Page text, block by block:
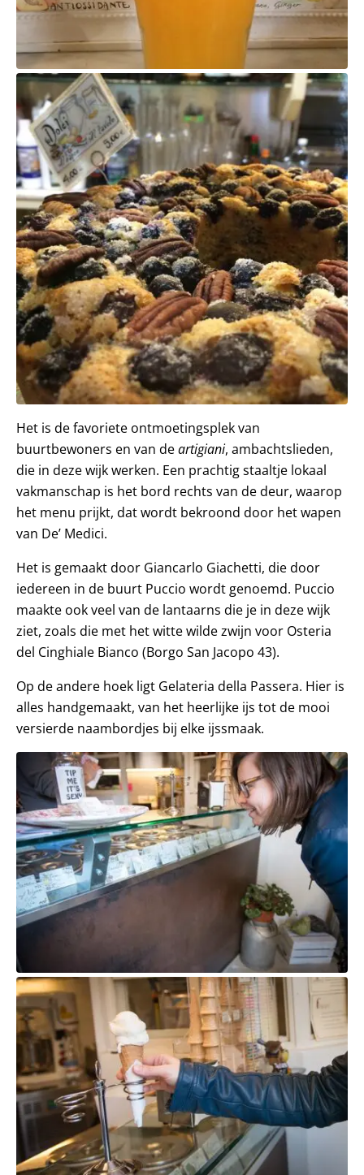
Het is de favoriete ontmoetingsplek van
buurtbewoners en van deartigiani, ambachtslieden,
die in deze wijk werken. Een prachtig staaltje lokaal
vakmanschap is het bord rechts van de deur, waarop
het menu prijkt, dat wordt bekroond door het wapen
van De’ Medici.
Het is gemaakt door Giancarlo Giachetti, die door
iedereen in de buurt Puccio wordt genoemd. Puccio
maakte ook veel van de lantaarns die je in deze wijk
ziet, zoals die met het witte wilde zwijn voor Osteria
del Cinghiale Bianco (Borgo San Jacopo 43).
Op de andere hoek ligt Gelateria della Passera. Hier is
alles handgemaakt, van het heerlijke ijs tot de mooi
versierde naambordjes bij elke ijssmaak.